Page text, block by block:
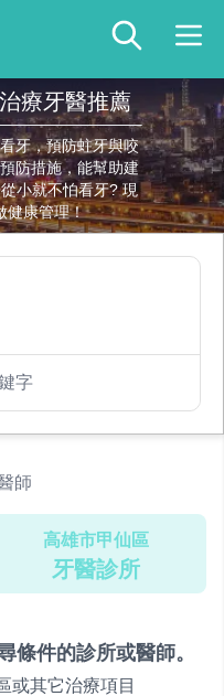
療牙醫推薦
牙，預防蛀牙與咬
防措施，能幫助建
小就不怕看牙? 現
健康管理！
字
師
高雄市甲仙區
牙醫診所
條件的診所或醫師。
或其它治療項目